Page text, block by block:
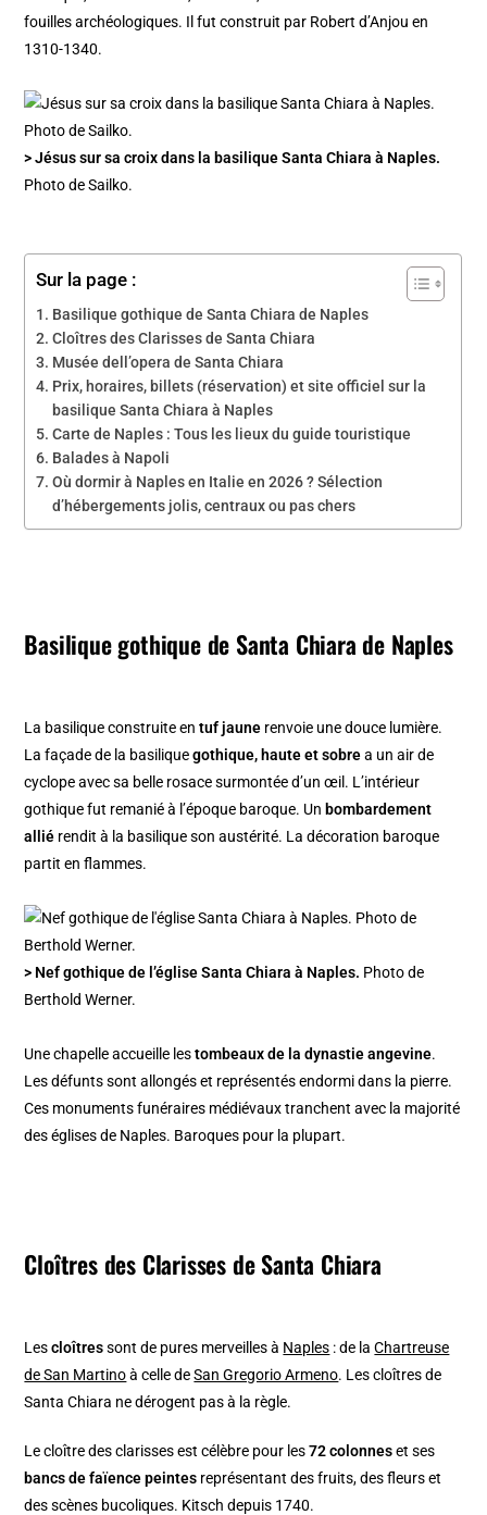
fouilles archéologiques. Il fut construit par Robert d’Anjou en
1310-1340.
> Jésus sur sa croix dans la basilique Santa Chiara à Naples.
Photo de Sailko.
Sur la page :
Basilique gothique de Santa Chiara de Naples
Cloîtres des Clarisses de Santa Chiara
Musée dell’opera de Santa Chiara
Prix, horaires, billets (réservation) et site officiel sur la
basilique Santa Chiara à Naples
Carte de Naples : Tous les lieux du guide touristique
Balades à Napoli
Où dormir à Naples en Italie en 2026 ? Sélection
d’hébergements jolis, centraux ou pas chers
Basilique gothique de Santa Chiara de Naples
La basilique construite entuf jaune renvoie une douce lumière.
La façade de la basiliquegothique, haute et sobrea un air de
cyclope avec sa belle rosace surmontée d’un œil. L’intérieur
gothique fut remanié à l’époque baroque. Un bombardement
allié rendit à la basilique son austérité. La décoration baroque
partit en flammes.
> Nef gothique de l’église Santa Chiara à Naples. Photo de
Berthold Werner.
Une chapelle accueille lestombeaux de la dynastie angevine.
Les défunts sont allongés et représentés endormi dans la pierre.
Ces monuments funéraires médiévaux tranchent avec la majorité
des églises de Naples. Baroques pour la plupart.
Cloîtres des Clarisses de Santa Chiara
Lescloîtressont de pures merveilles à Naples : de laChartreuse
de San Martinoà celle deSan Gregorio Armeno. Les cloîtres de
Santa Chiara ne dérogent pas à la règle.
Le cloître des clarisses est célèbre pour les72 colonneset ses
bancs de faïence peintes représentant des fruits, des fleurs et
des scènes bucoliques. Kitsch depuis 1740.